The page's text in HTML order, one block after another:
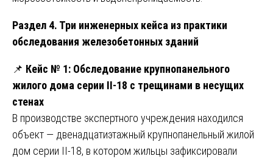
Раздел 4. Три инженерных кейса из практики
обследования железобетонных зданий
📌 Кейс № 1: Обследование крупнопанельного
жилого дома серии II-18 с трещинами в несущих
стенах
В производстве экспертного учреждения находился
объект — двенадцатиэтажный крупнопанельный жилой
дом серии II-18, в котором жильцы зафиксировали